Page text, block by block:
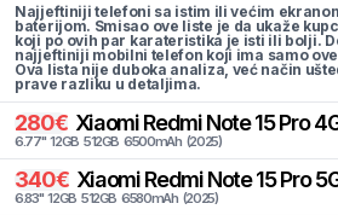
Najjeftiniji telefoni sa istim ili većim
baterijom. Smisao ove liste je da ukaže
koji po ovih par karateristika je isti ili bolji.
najjeftiniji mobilni telefon koji ima samo
Ova lista nije duboka analiza, već način
prave razliku u detaljima.
280€ Xiaomi Redmi Note 15 Pro
6.77" 12GB 512GB 6500mAh (2025)
340€ Xiaomi Redmi Note 15 Pro
6.83" 12GB 512GB 6580mAh (2025)